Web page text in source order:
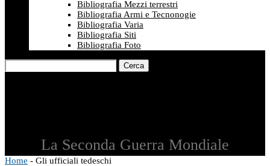
Bibliografia Mezzi terrestri
Bibliografia Armi e Tecnonogie
Bibliografia Varia
Bibliografia Siti
Bibliografia Foto
Cerca
La Seconda Guerra Mondiale
Home - Gli ufficiali tedeschi